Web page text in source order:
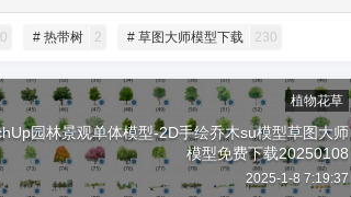
# 热带树 2 # 草图大师模型下载 230
植物花草
园林景观单体模型-2D手绘乔木su模型草图大师
模型免费下载20250108
2025-1-8 7:19:37